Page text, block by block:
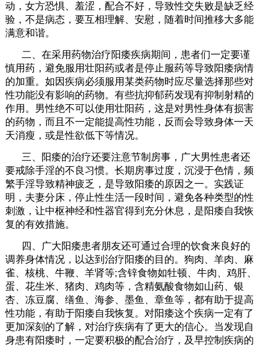
动，女方恐惧、羞涩，配合不好，导致性交失败是缺乏经
验，不是病态，要互相理解、安慰，随着时间推移大多能
满意和谐。
二、在采用药物治疗阳痿疾病期间，患者们一定要谨
慎用药，避免服用壮阳药或者是停止服药等导致阳痿病情
的加重。如因疾病必须服用某类药物时应尽量选择那些对
性功能没有影响的药物。有些抗抑郁药发现有抑制射精的
作用。男性绝不可以使用壮阳药，这是对男性身体有损害
的药物，而且不一定能提高性功能，反而会导致身体一天
天消瘦，或是性欲低下等情况。
三、阳痿的治疗还要注意节制房事，广大男性患者还
要戒除手淫的不良习惯。长期房事过度，沉浸于色情，频
繁手淫导致精神疲乏，是导致阳痿的原因之一。实践证
明，夫妻分床，停止性生活一段时间，避免各种类型的性
刺激，让中枢神经和性器官得到充分休息，是阳痿自我恢
复的有效措施。
四、广大阳痿患者朋友还可通过合理的饮食来良好的
调养身体情况，以达到治疗阳痿的目的。狗肉、羊肉、麻
雀、核桃、牛鞭、羊肾等;含锌食物如牡顿、牛肉、鸡肝、
蛋、花生米、猪肉、鸡肉等，含精氨酸食物如山药、银
杏、冻豆腐、缮鱼、海参、墨鱼、章鱼等，都有助于提高
性功能，有助于阳痿自我恢复。对阳痿这个疾病一定有了
更加深刻的了解，对治疗疾病有了更大的信心。当发现自
身患有阳痿时，一定要积极的配合治疗，及早控制疾病的